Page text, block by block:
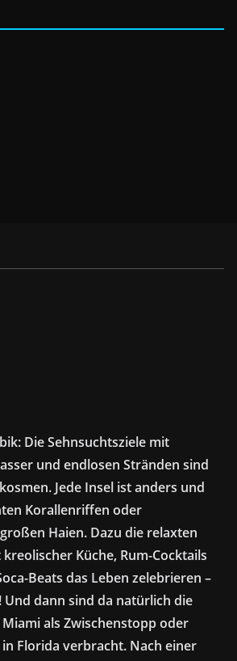
Die Sehnsuchtsziele mit
und endlosen Stränden sind
Jede Insel ist anders und
Korallenriffen oder
Haien. Dazu die relaxten
Küche, Rum-Cocktails
Beats das Leben zelebrieren –
Und dann sind da natürlich die
Miami als Zwischenstopp oder
in Florida verbracht. Nach einer